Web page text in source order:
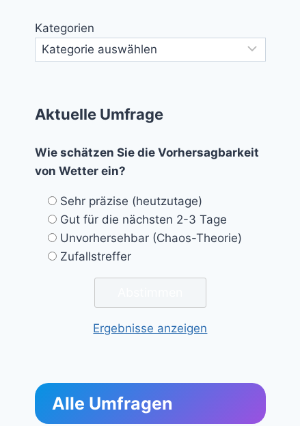
Kategorien
Aktuelle Umfrage
Wie schätzen Sie die Vorhersagbarkeit
von Wetter ein?
Sehr präzise (heutzutage)
Gut für die nächsten 2-3 Tage
Unvorhersehbar (Chaos-Theorie)
Zufallstreffer
Ergebnisse anzeigen
Alle Umfragen